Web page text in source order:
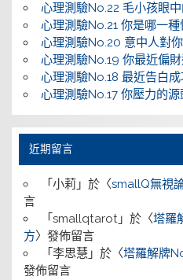
心理測驗No.22 毛小孩眼
心理測驗No.21 你是哪一
心理測驗No.20 意中人對
心理測驗No.19 你最近偏
心理測驗No.18 最近告白
心理測驗No.17 你壓力的
近期留言
「 小莉」於〈smallQ無視
言
「 smallqtarot」於〈塔羅
方〉發佈留言
「 李思慧」於〈塔羅解牌
發佈留言